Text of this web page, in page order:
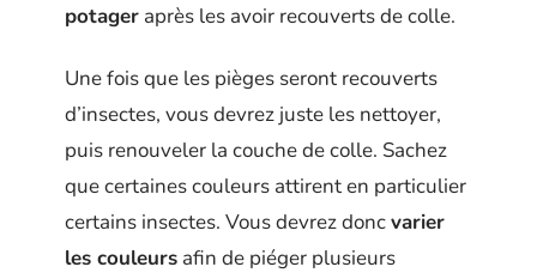
potager après les avoir recouverts de colle.
Une fois que les pièges seront recouverts
d’insectes, vous devrez juste les nettoyer,
puis renouveler la couche de colle. Sachez
que certaines couleurs attirent en particulier
certains insectes. Vous devrez doncvarier
les couleurs afin de piéger plusieurs